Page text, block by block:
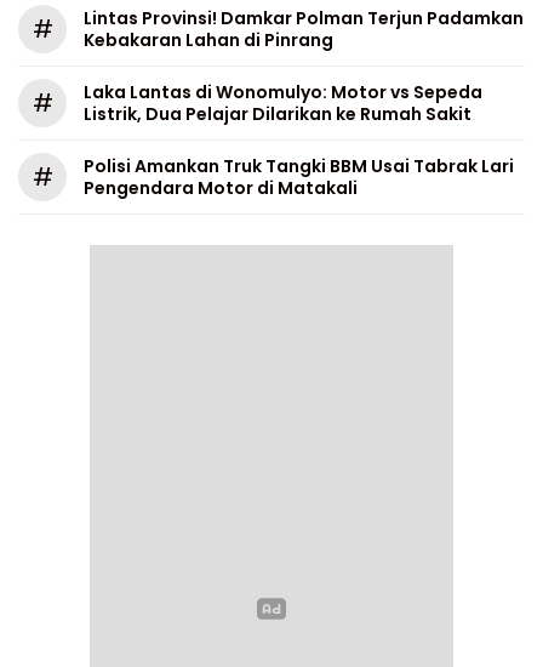
#
Lintas Provinsi! Damkar Polman Terjun Padamkan
Kebakaran Lahan di Pinrang
#
Laka Lantas di Wonomulyo: Motor vs Sepeda
Listrik, Dua Pelajar Dilarikan ke Rumah Sakit
#
Polisi Amankan Truk Tangki BBM Usai Tabrak Lari
Pengendara Motor di Matakali